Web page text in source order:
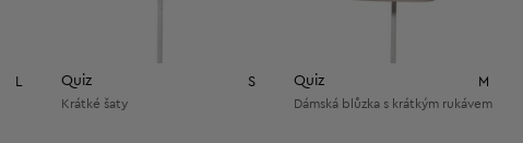
Quiz S
Krátké šaty
Quiz M
Dámská blůzka s krátkým rukávem